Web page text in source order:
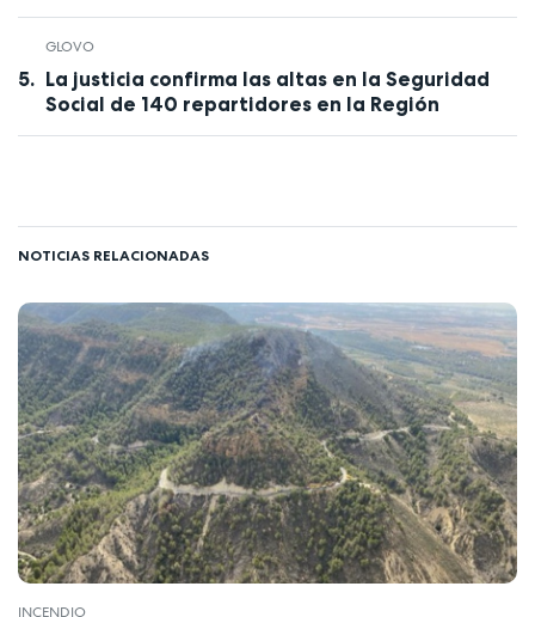
GLOVO
La justicia confirma las altas en la Seguridad
Social de 140 repartidores en la Región
NOTICIAS RELACIONADAS
INCENDIO